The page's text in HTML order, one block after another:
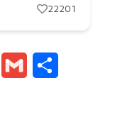
22201
Reddit Gmail